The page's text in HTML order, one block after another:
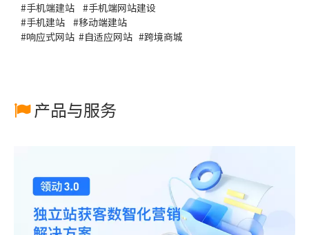
#手机端建站 #手机端网站建设
#手机建站 #移动端建站
#响应式网站 #自适应网站 #跨境商城
产品与服务